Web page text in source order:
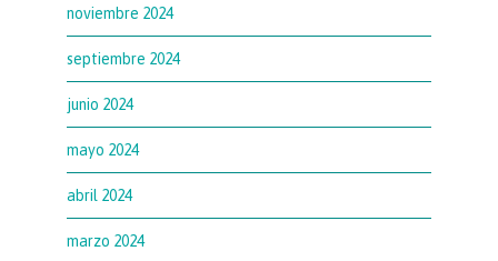
noviembre 2024
septiembre 2024
junio 2024
mayo 2024
abril 2024
marzo 2024